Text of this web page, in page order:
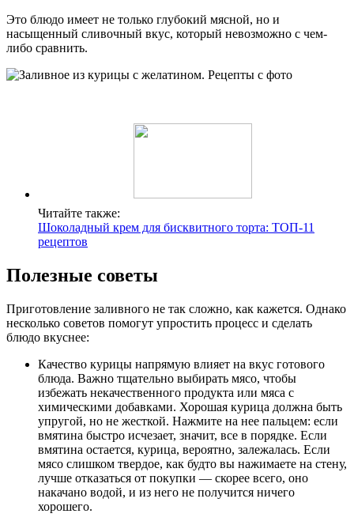
Это блюдо имеет не только глубокий мясной, но и
насыщенный сливочный вкус, который невозможно с чем-
либо сравнить.
Читайте также:
Шоколадный крем для бисквитного торта: ТОП-11
рецептов
Полезные советы
Приготовление заливного не так сложно, как кажется. Однако
несколько советов помогут упростить процесс и сделать
блюдо вкуснее:
Качество курицы напрямую влияет на вкус готового
блюда. Важно тщательно выбирать мясо, чтобы
избежать некачественного продукта или мяса с
химическими добавками. Хорошая курица должна быть
упругой, но не жесткой. Нажмите на нее пальцем: если
вмятина быстро исчезает, значит, все в порядке. Если
вмятина остается, курица, вероятно, залежалась. Если
мясо слишком твердое, как будто вы нажимаете на стену,
лучше отказаться от покупки — скорее всего, оно
накачано водой, и из него не получится ничего
хорошего.